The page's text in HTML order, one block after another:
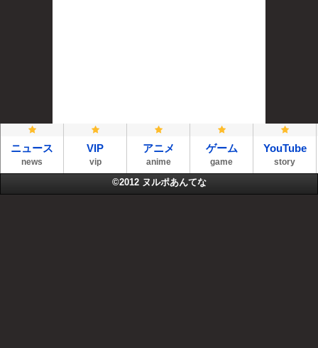
ニュース
news
VIP
vip
アニメ
anime
ゲーム
game
YouTube
story
©2012 ヌルポあんてな